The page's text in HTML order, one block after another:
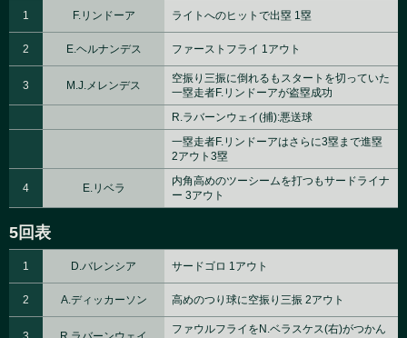
1 F.リンドーア ライトへのヒットで出塁 1塁
2 E.ヘルナンデス ファーストフライ 1アウト
3 M.J.メレンデス
空振り三振に倒れるもスタートを切っていた
一塁走者F.リンドーアが盗塁成功
R.ラバーンウェイ(捕):悪送球
一塁走者F.リンドーアはさらに3塁まで進塁
2アウト3塁
4 E.リベラ
内角高めのツーシームを打つもサードライナ
ー 3アウト
5回表
1 D.バレンシア サードゴロ 1アウト
2 A.ディッカーソン 高めのつり球に空振り三振 2アウト
ファウルフライをN.ベラスケス(右)がつかん